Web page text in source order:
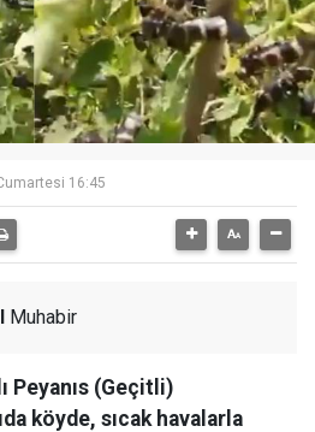
16:45
Muhabir
Peyanıs (Geçitli)
köyde, sıcak havalarla